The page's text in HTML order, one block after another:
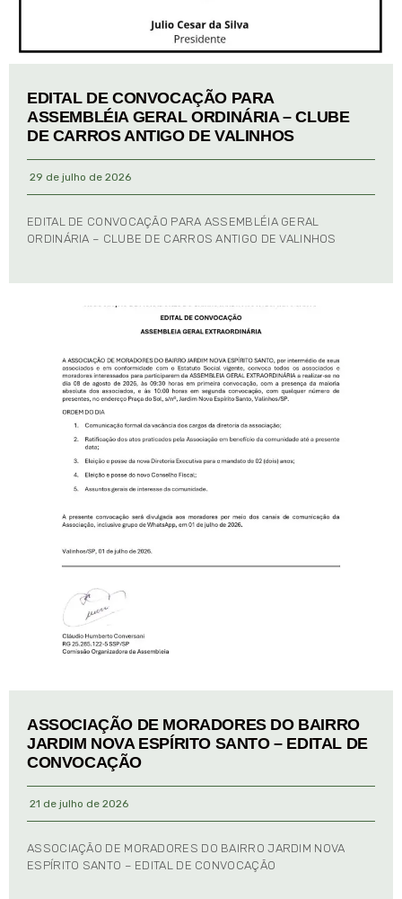
EDITAL DE CONVOCAÇÃO PARA
ASSEMBLÉIA GERAL ORDINÁRIA – CLUBE
DE CARROS ANTIGO DE VALINHOS
29 de julho de 2026
EDITAL DE CONVOCAÇÃO PARA ASSEMBLÉIA GERAL
ORDINÁRIA – CLUBE DE CARROS ANTIGO DE VALINHOS
ASSOCIAÇÃO DE MORADORES DO BAIRRO
JARDIM NOVA ESPÍRITO SANTO – EDITAL DE
CONVOCAÇÃO
21 de julho de 2026
ASSOCIAÇÃO DE MORADORES DO BAIRRO JARDIM NOVA
ESPÍRITO SANTO – EDITAL DE CONVOCAÇÃO